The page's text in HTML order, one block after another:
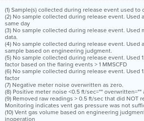
(1) Sample(s) collected during release event used to
(2) No sample collected during release event. Used
same day
(3) No sample collected during release event. Used
data.
(4) No sample collected during release event. Used
sample based on engineering judgment.
(5) No sample collected during release event. Used
factor based on the flaring events > 1 MMSCFD
(6) No sample collected during release event. Used
factor
(7) Negative meter noise overwritten as zero.
(8) Positive meter noise <0.5 ft/sec="" overwritten=""
(9) Removed raw readings > 0.5 ft/sec that did NOT
Monitoring indicates vent gas pressure was not
(10) Vent gas volume based on engineering
inoperation